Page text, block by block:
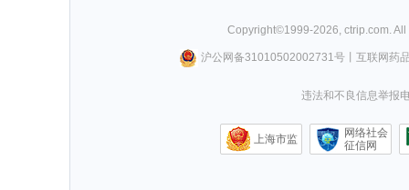
Copyright©1999-2026 ctrip.com .
沪公网备31010502002731号丨 互联网药
违法和不良信息举报
上海市监
网络社会
征信网